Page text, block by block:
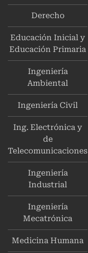
Derecho
Educación Inicial y
Educación Primaria
Ingeniería
Ambiental
Ingeniería Civil
Ing. Electrónica y
de
Telecomunicaciones
Ingeniería
Industrial
Ingeniería
Mecatrónica
Medicina Humana